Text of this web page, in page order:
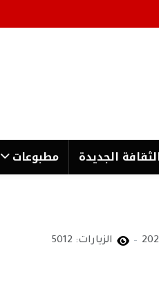
الجدیدة مطبوعات
الزيارات: 5012